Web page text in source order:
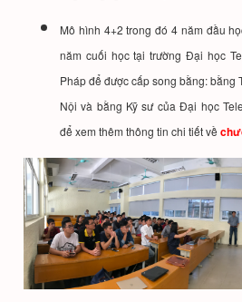
Mô hình 4+2 trong đó 4 năm đầu
năm cuối học tại trường Đại học
Pháp để được cấp song bằng: bằng
Nội và bằng Kỹ sư của Đại học
để xem thêm thông tin chi tiết về